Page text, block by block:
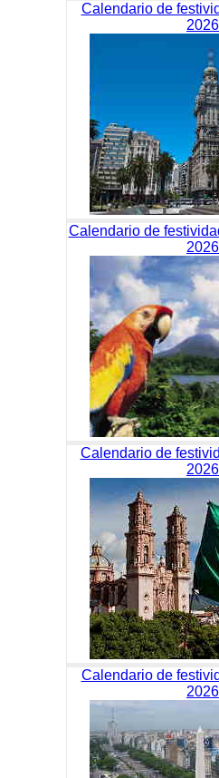
Calendario de
2026
Calendario de
2026
Calendario de
2026
Calendario de
2026